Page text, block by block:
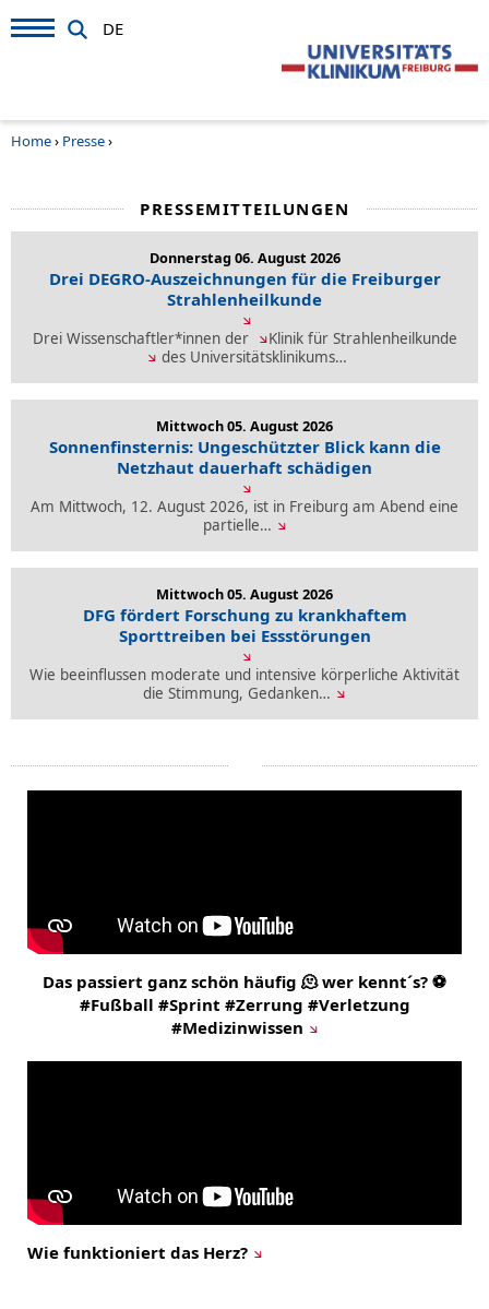
DE
Home› Presse›
PRESSEMITTEILUNGEN
Donnerstag 06. August 2026
Drei DEGRO-Auszeichnungen für die Freiburger
Strahlenheilkunde
Drei Wissenschaftler*innen der
Klinik für Strahlenheilkunde
des Universitätsklinikums…
Mittwoch 05. August 2026
Sonnenfinsternis: Ungeschützter Blick kann die
Netzhaut dauerhaft schädigen
Am Mittwoch, 12. August 2026, ist in Freiburg am Abend eine
partielle…
Mittwoch 05. August 2026
DFG fördert Forschung zu krankhaftem
Sporttreiben bei Essstörungen
Wie beeinflussen moderate und intensive körperliche Aktivität
die Stimmung, Gedanken…
Das passiert ganz schön häufig 🫠 wer kennt´s? ⚽
#Fußball #Sprint #Zerrung #Verletzung
#Medizinwissen
Wie funktioniert das Herz?